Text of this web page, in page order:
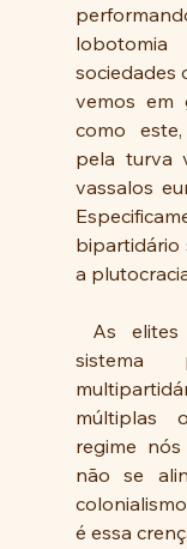
sociedades
vemos em
como
pela turva
vassalos
bipartidário
a
sistema
múltiplas
regime
não se
é essa